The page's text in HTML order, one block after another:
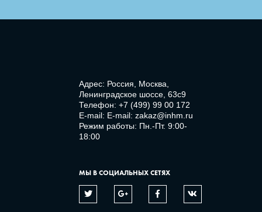
Адрес: Россия, Москва,
Ленинградское шоссе, 63с9
Телефон: +7 (499) 99 00 172
E-mail: E-mail: zakaz@inhm.ru
Режим работы: Пн.-Пт. 9:00-
18:00
МЫ В СОЦИАЛЬНЫХ СЕТЯХ